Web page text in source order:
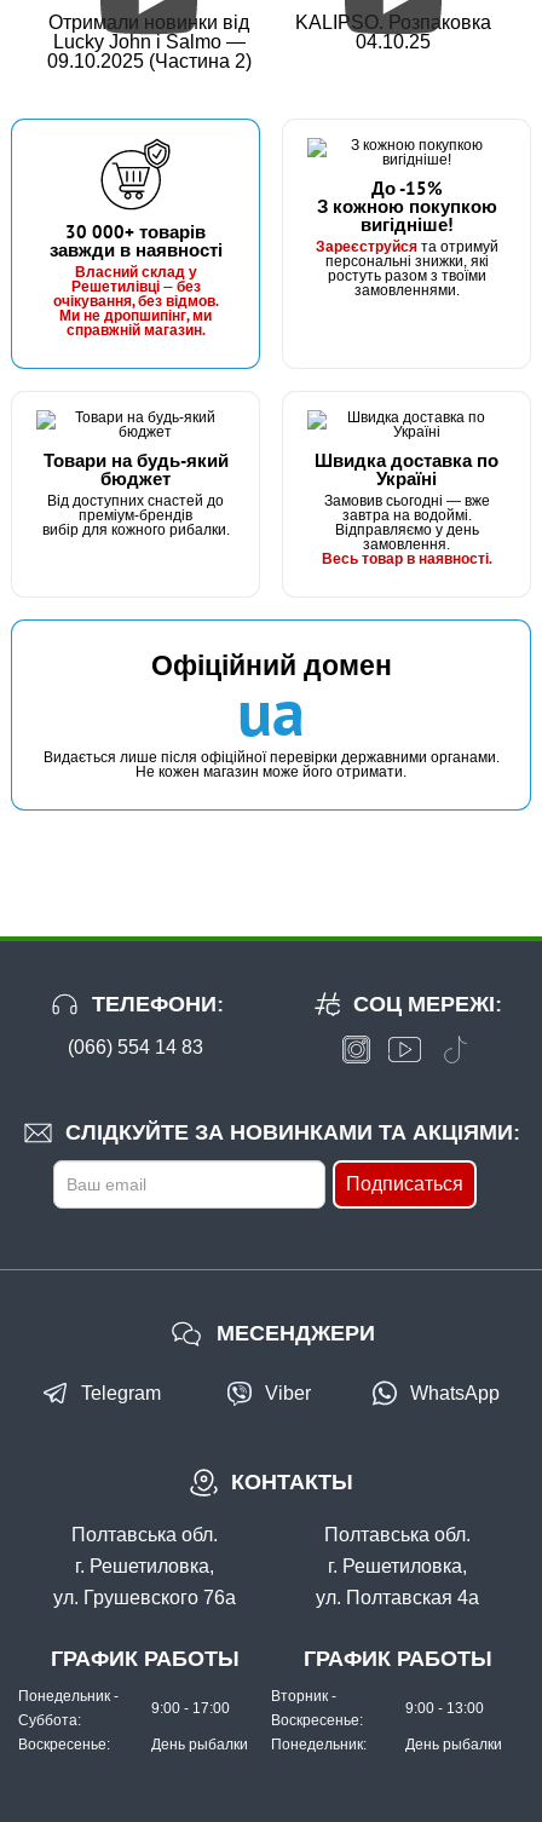
Отримали новинки від
Lucky John і Salmo —
09.10.2025 (Частина 2)
KALIPSO. Розпаковка
04.10.25
30 000+ товарів
завжди в наявності
Власний склад у
Решетилівці — без
очікування, без відмов.
Ми не дропшипінг, ми
справжній магазин.
До -15%
З кожною покупкою
вигідніше!
Зареєструйсята отримуй
персональні знижки, які
ростуть разом з твоїми
замовленнями.
Товари на будь-який
бюджет
Від доступних снастей до
преміум-брендів
вибір для кожного рибалки.
Швидка доставка по
Україні
Замовив сьогодні — вже
завтра на водоймі.
Відправляємо у день
замовлення.
Весь товар в наявності.
Офіційний домен
ua
Видається лише після офіційної перевірки державними органами.
Не кожен магазин може його отримати.
ТЕЛЕФОНИ:
(066) 554 14 83
СЛІДКУЙТЕ ЗА НОВИНКАМИ ТА АКЦІЯМИ:
Подписаться
СОЦ МЕРЕЖІ:
КОНТАКТЫ
Полтавська обл.
г. Решетиловка,
ул. Грушевского 76а
ГРАФИК РАБОТЫ
Понедельник -
Суббота:
9:00 - 17:00
Воскресенье: День рыбалки
Полтавська обл.
г. Решетиловка,
ул. Полтавская 4а
ГРАФИК РАБОТЫ
Вторник -
Воскресенье:
9:00 - 13:00
Понедельник: День рыбалки
МЕСЕНДЖЕРИ
Telegram Viber WhatsApp